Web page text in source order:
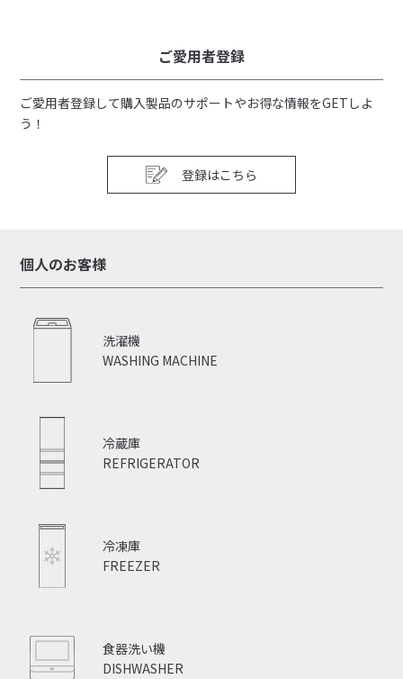
ご愛用者登録
ご愛用者登録して購入製品のサポートやお得な情報をGETしよ
う！
登録はこちら
個人のお客様
WASHING MACHINE
洗濯機
REFRIGERATOR
冷蔵庫
FREEZER
冷凍庫
DISHWASHER
食器洗い機